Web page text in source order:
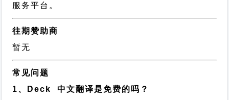
服务平台。
往期赞助商
暂无
常见问题
1、Deck 中文翻译是免费的吗？